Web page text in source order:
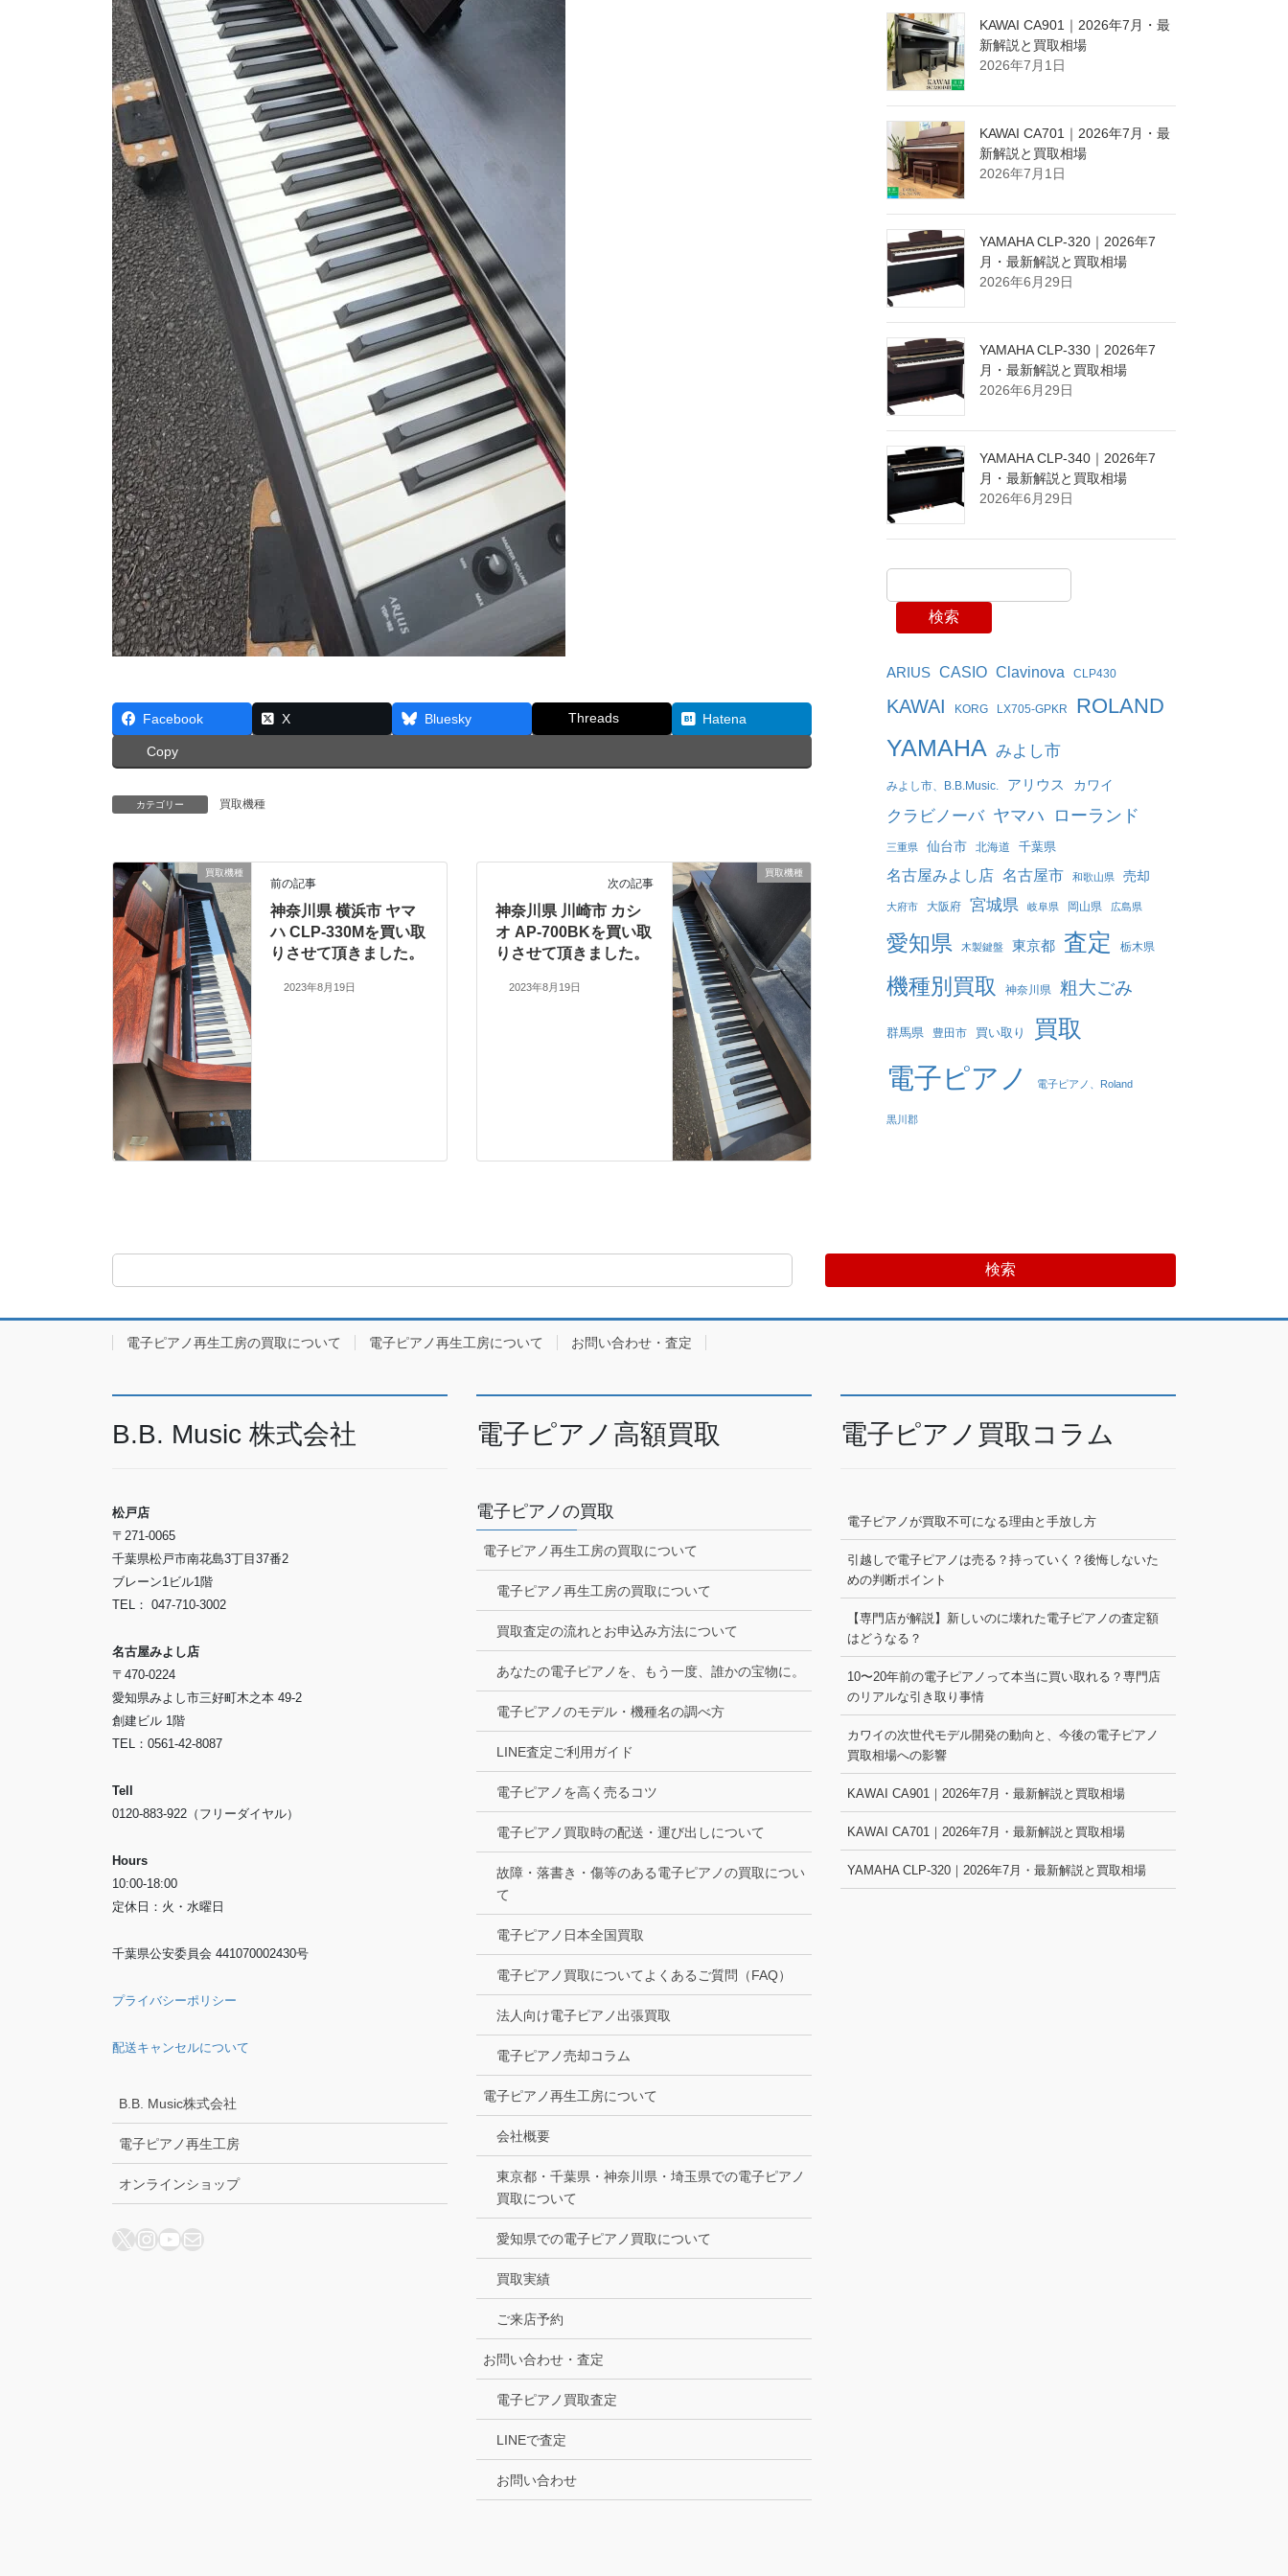
Facebook X Bluesky Threads Hatena
Copy
カテゴリー 買取機種
買取機種
前の記事
神奈川県 横浜市 ヤマ
ハ CLP-330Mを買い取
りさせて頂きました。
2023年8月19日
買取機種
次の記事
神奈川県 川崎市 カシ
オ AP-700BKを買い取
りさせて頂きました。
2023年8月19日
KAWAI CA901｜2026年7月・最
新解説と買取相場
2026年7月1日
KAWAI CA701｜2026年7月・最
新解説と買取相場
2026年7月1日
YAMAHA CLP-320｜2026年7
月・最新解説と買取相場
2026年6月29日
YAMAHA CLP-330｜2026年7
月・最新解説と買取相場
2026年6月29日
YAMAHA CLP-340｜2026年7
月・最新解説と買取相場
2026年6月29日
検索
ARIUS CASIO Clavinova CLP430
KAWAI KORG LX705-GPKR ROLAND
YAMAHA みよし市
みよし市、B.B.Music. アリウス カワイ
クラビノーバ ヤマハ ローランド
三重県 仙台市 北海道 千葉県
名古屋みよし店 名古屋市 和歌山県 売却
大府市 大阪府 宮城県 岐阜県 岡山県 広島県
愛知県 木製鍵盤 東京都 査定 栃木県
機種別買取 神奈川県 粗大ごみ
群馬県 豊田市 買い取り 買取
電子ピアノ 電子ピアノ、Roland
黒川郡
検索
電子ピアノ再生工房の買取について 電子ピアノ再生工房について お問い合わせ・査定
B.B. Music 株式会社
松戸店
〒271-0065
千葉県松戸市南花島3丁目37番2
ブレーン1ビル1階
TEL： 047-710-3002
名古屋みよし店
〒470-0224
愛知県みよし市三好町木之本 49-2
創建ビル 1階
TEL：0561-42-8087
Tell
0120-883-922（フリーダイヤル）
Hours
10:00-18:00
定休日：火・水曜日
千葉県公安委員会 441070002430号
プライバシーポリシー
配送キャンセルについて
B.B. Music株式会社
電子ピアノ再生工房
オンラインショップ
X Instagram
YouTube
メール
電子ピアノ高額買取
電子ピアノの買取
電子ピアノ再生工房の買取について
電子ピアノ再生工房の買取について
買取査定の流れとお申込み方法について
あなたの電子ピアノを、もう一度、誰かの宝物に。
電子ピアノのモデル・機種名の調べ方
LINE査定ご利用ガイド
電子ピアノを高く売るコツ
電子ピアノ買取時の配送・運び出しについて
故障・落書き・傷等のある電子ピアノの買取につい
て
電子ピアノ日本全国買取
電子ピアノ買取についてよくあるご質問（FAQ）
法人向け電子ピアノ出張買取
電子ピアノ売却コラム
電子ピアノ再生工房について
会社概要
東京都・千葉県・神奈川県・埼玉県での電子ピアノ
買取について
愛知県での電子ピアノ買取について
買取実績
ご来店予約
お問い合わせ・査定
電子ピアノ買取査定
LINEで査定
お問い合わせ
電子ピアノ買取コラム
電子ピアノが買取不可になる理由と手放し方
引越しで電子ピアノは売る？持っていく？後悔しないた
めの判断ポイント
【専門店が解説】新しいのに壊れた電子ピアノの査定額
はどうなる？
10〜20年前の電子ピアノって本当に買い取れる？専門店
のリアルな引き取り事情
カワイの次世代モデル開発の動向と、今後の電子ピアノ
買取相場への影響
KAWAI CA901｜2026年7月・最新解説と買取相場
KAWAI CA701｜2026年7月・最新解説と買取相場
YAMAHA CLP-320｜2026年7月・最新解説と買取相場